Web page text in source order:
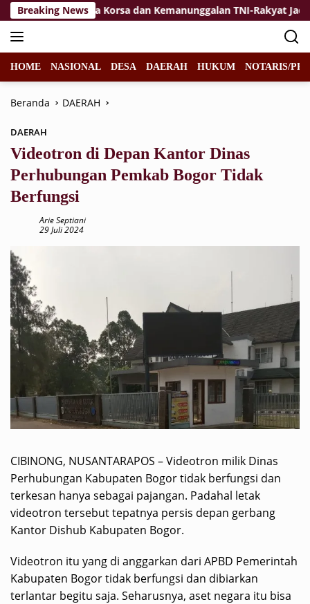
Langsung
ke
konten
Breaking NewsJiwa Korsa dan Kemanunggalan TNI-Rakyat Jadi
HOME NASIONAL DESA DAERAH HUKUM NOTARIS/
Beranda DAERAH
DAERAH
Videotron di Depan Kantor Dinas
Perhubungan Pemkab Bogor Tidak
Berfungsi
Arie Septiani
29 Juli 2024
CIBINONG, NUSANTARAPOS – Videotron milik Dinas
Perhubungan Kabupaten Bogor tidak berfungsi dan
terkesan hanya sebagai pajangan. Padahal letak
videotron tersebut tepatnya persis depan gerbang
Kantor Dishub Kabupaten Bogor.
Videotron itu yang di anggarkan dari APBD Pemerintah
Kabupaten Bogor tidak berfungsi dan dibiarkan
terlantar begitu saja. Seharusnya, aset negara itu bisa